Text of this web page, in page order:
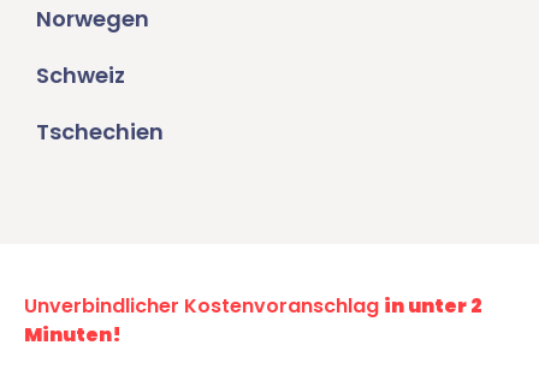
Norwegen
Schweiz
Tschechien
Unverbindlicher Kostenvoranschlag in unter 2
Minuten!